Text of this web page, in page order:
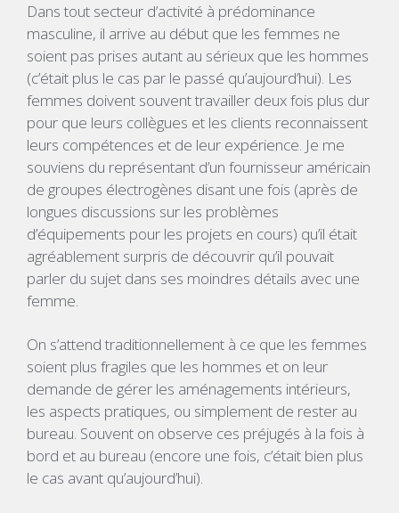
Dans tout secteur d’activité à prédominance
masculine, il arrive au début que les femmes ne
soient pas prises autant au sérieux que les hommes
(c’était plus le cas par le passé qu’aujourd’hui). Les
femmes doivent souvent travailler deux fois plus dur
pour que leurs collègues et les clients reconnaissent
leurs compétences et de leur expérience. Je me
souviens du représentant d’un fournisseur américain
de groupes électrogènes disant une fois (après de
longues discussions sur les problèmes
d’équipements pour les projets en cours) qu’il était
agréablement surpris de découvrir qu’il pouvait
parler du sujet dans ses moindres détails avec une
femme.
On s’attend traditionnellement à ce que les femmes
soient plus fragiles que les hommes et on leur
demande de gérer les aménagements intérieurs,
les aspects pratiques, ou simplement de rester au
bureau. Souvent on observe ces préjugés à la fois à
bord et au bureau (encore une fois, c’était bien plus
le cas avant qu’aujourd’hui).